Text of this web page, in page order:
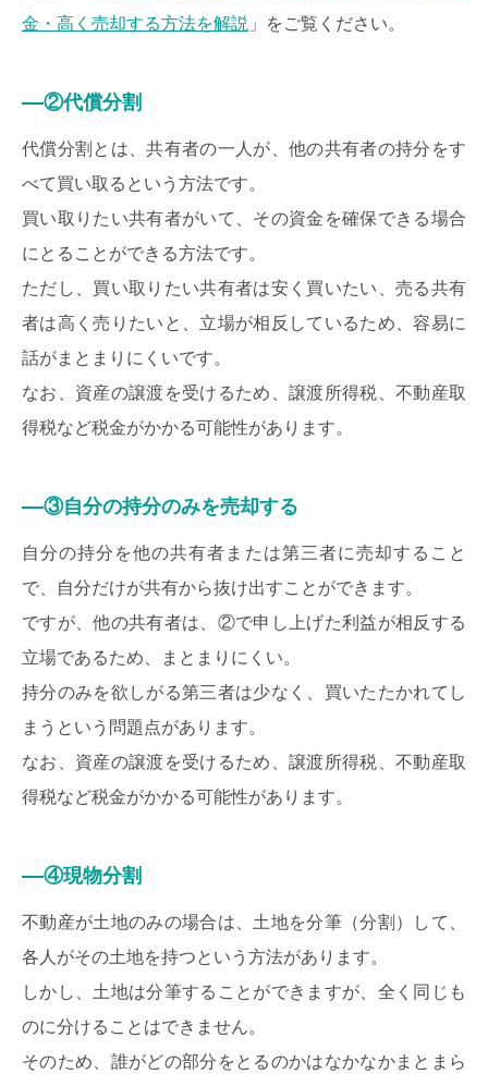
金・高く売却する方法を解説 」をご覧ください。
②代償分割
代償分割とは、共有者の一人が、他の共有者の持分をす
べて買い取るという方法です。
買い取りたい共有者がいて、その資金を確保できる場合
にとることができる方法です。
ただし、買い取りたい共有者は安く買いたい、売る共有
者は高く売りたいと、立場が相反しているため、容易に
話がまとまりにくいです。
なお、資産の譲渡を受けるため、譲渡所得税、不動産取
得税など税金がかかる可能性があります。
③自分の持分のみを売却する
自分の持分を他の共有者または第三者に売却すること
で、自分だけが共有から抜け出すことができます。
ですが、他の共有者は、②で申し上げた利益が相反する
立場であるため、まとまりにくい。
持分のみを欲しがる第三者は少なく、買いたたかれてし
まうという問題点があります。
なお、資産の譲渡を受けるため、譲渡所得税、不動産取
得税など税金がかかる可能性があります。
④現物分割
不動産が土地のみの場合は、土地を分筆（分割）して、
各人がその土地を持つという方法があります。
しかし、土地は分筆することができますが、全く同じも
のに分けることはできません。
そのため、誰がどの部分をとるのかはなかなかまとまら